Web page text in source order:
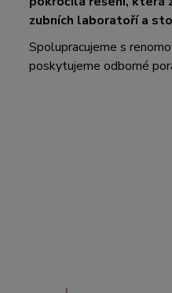
zubních laboratoří a
Spolupracujeme s
poskytujeme odborné